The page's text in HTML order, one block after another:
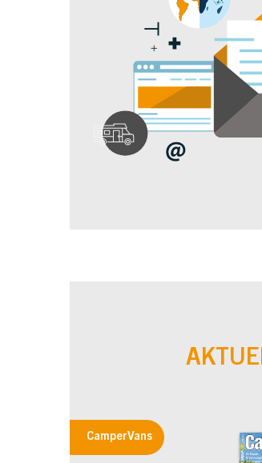
CamperVans